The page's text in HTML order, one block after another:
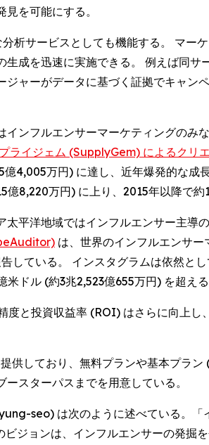
を可能にする。
析サービスとしても機能する。 マー
成を迅速に実施できる。 例えば同
ャーがデータに基づく証拠でキャン
ンフルエンサーマーケティングのみ
ライジェム (SupplyGem) によるク
4,005万円) に達し、近年爆発的な成
8,220万円) に上り、2015年以降で約
平洋地域ではインフルエンサー主導
は、世界のインフルエンサ
している。 インスタグラムは依然と
ドル (約3兆2,523億655万円) を超える
と投資収益率 (ROI) はさらに向上
供しており、無料プランや基本プラ
スターパスまでを用意している。
seo) は次のように述べている。
ジョンは、インフルエンサーの発掘